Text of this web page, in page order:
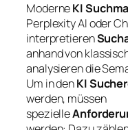
ModerneKI
Perplexity AI oder
interpretieren
anhand von
analysieren die
Um in denKI
werden, müssen
spezielle